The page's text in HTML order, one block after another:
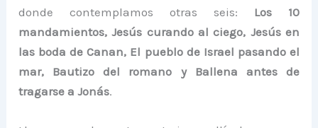
donde contemplamos otras seis: Los 10
mandamientos, Jesús curando al ciego, Jesús en
las boda de Canan, El pueblo de Israel pasando el
mar, Bautizo del romano y Ballena antes de
tragarse a Jonás.